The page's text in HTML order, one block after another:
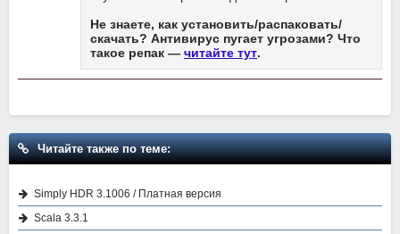
Не знаете, как установить/распаковать/
скачать? Антивирус пугает угрозами? Что
такое репак — читайте тут.
Читайте также по теме:
Simply HDR 3.1006 / Платная версия
Scala 3.3.1